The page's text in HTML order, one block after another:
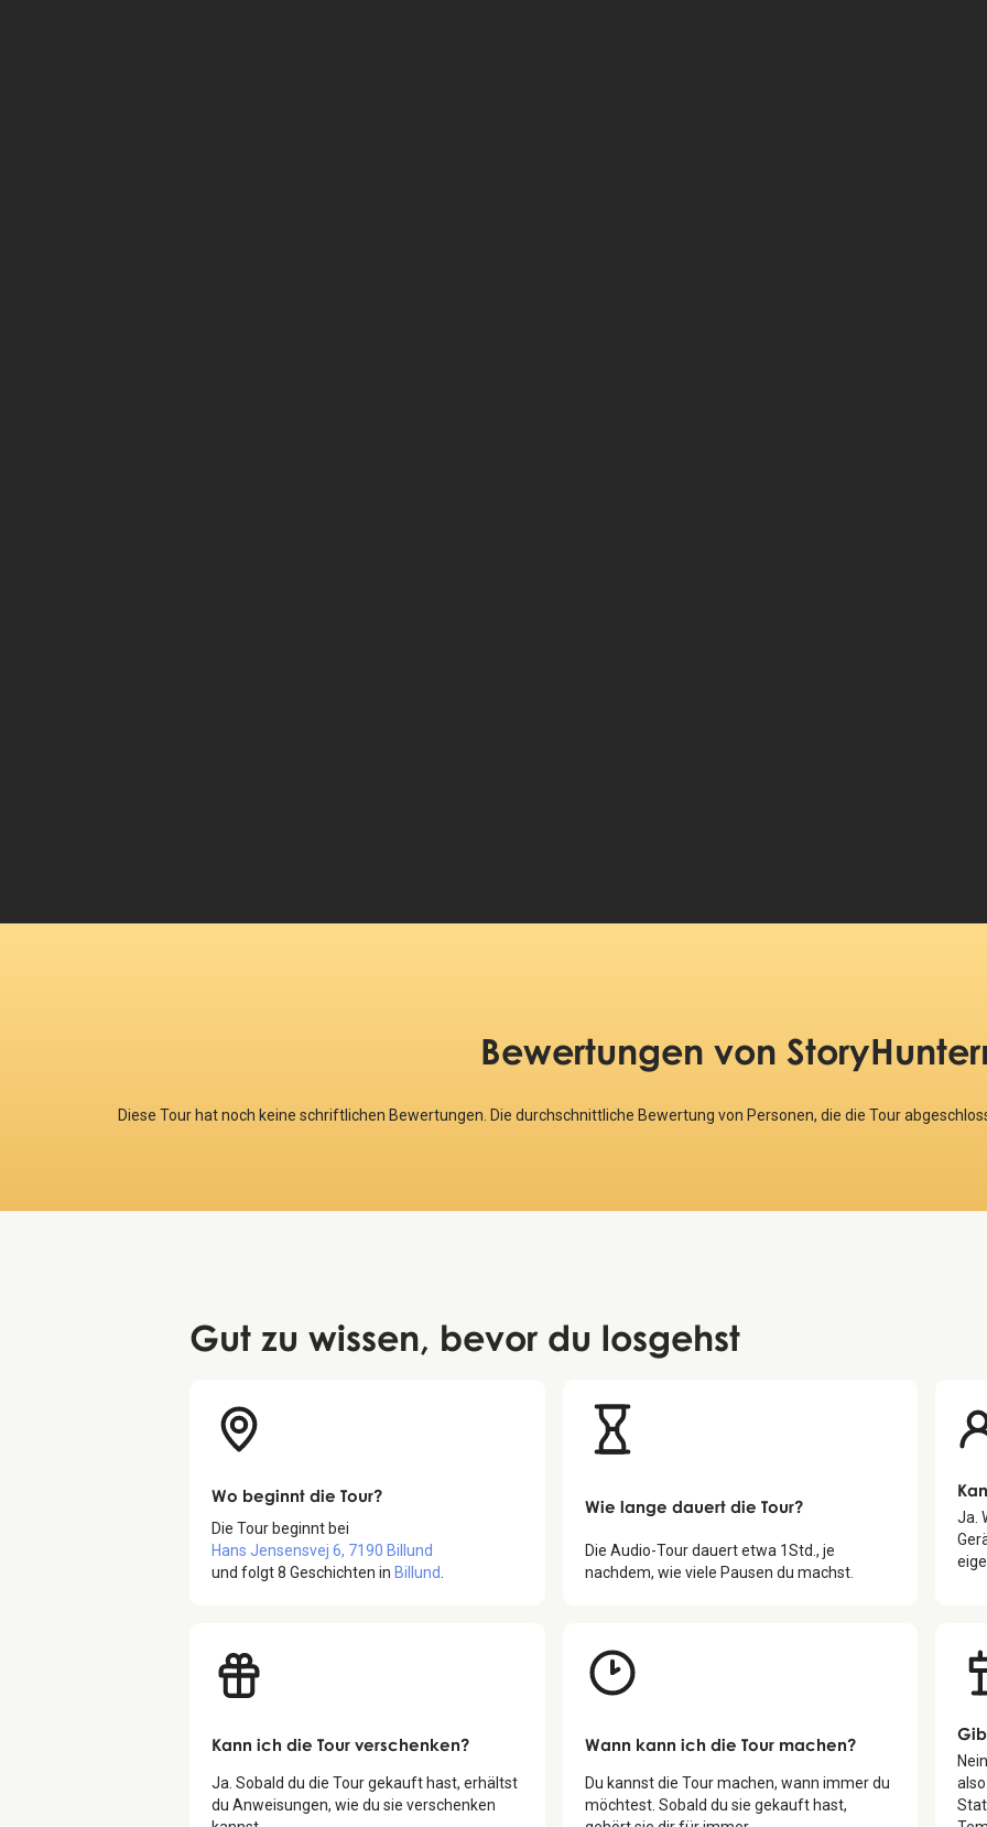
Bewertungen von
Diese Tour hat noch keine schriftlichen Bewertungen. Die durchschnittliche Bewertung von Personen, die die Tour
Gut zu wissen, bevor du losgehst
Wo beginnt die Tour?
Die Tour beginnt bei
Hans Jensensvej 6, 7190 Billund
und folgt8 Geschichten in Billund
Wie lange dauert die Tour?
Die Audio-Tour dauert etwa 1Std., je
nachdem, wie viele Pausen du machst.
Ja.
Kann ich die Tour verschenken?
Ja. Sobald du die Tour gekauft hast, erhältst
du Anweisungen, wie du sie verschenken
Wann kann ich die Tour machen?
Du kannst die Tour machen, wann immer du
möchtest. Sobald du sie gekauft hast,